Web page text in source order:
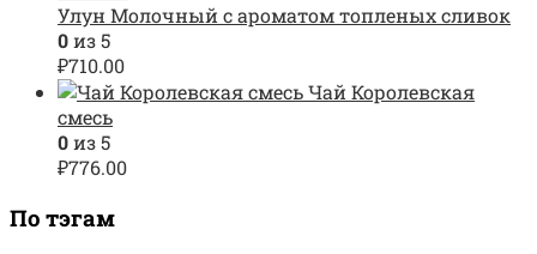
Улун Молочный с ароматом топленых сливок
0из 5
₽710.00
Чай Королевская
смесь
0из 5
₽776.00
По тэгам